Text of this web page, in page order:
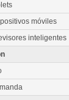
móviles
inteligentes